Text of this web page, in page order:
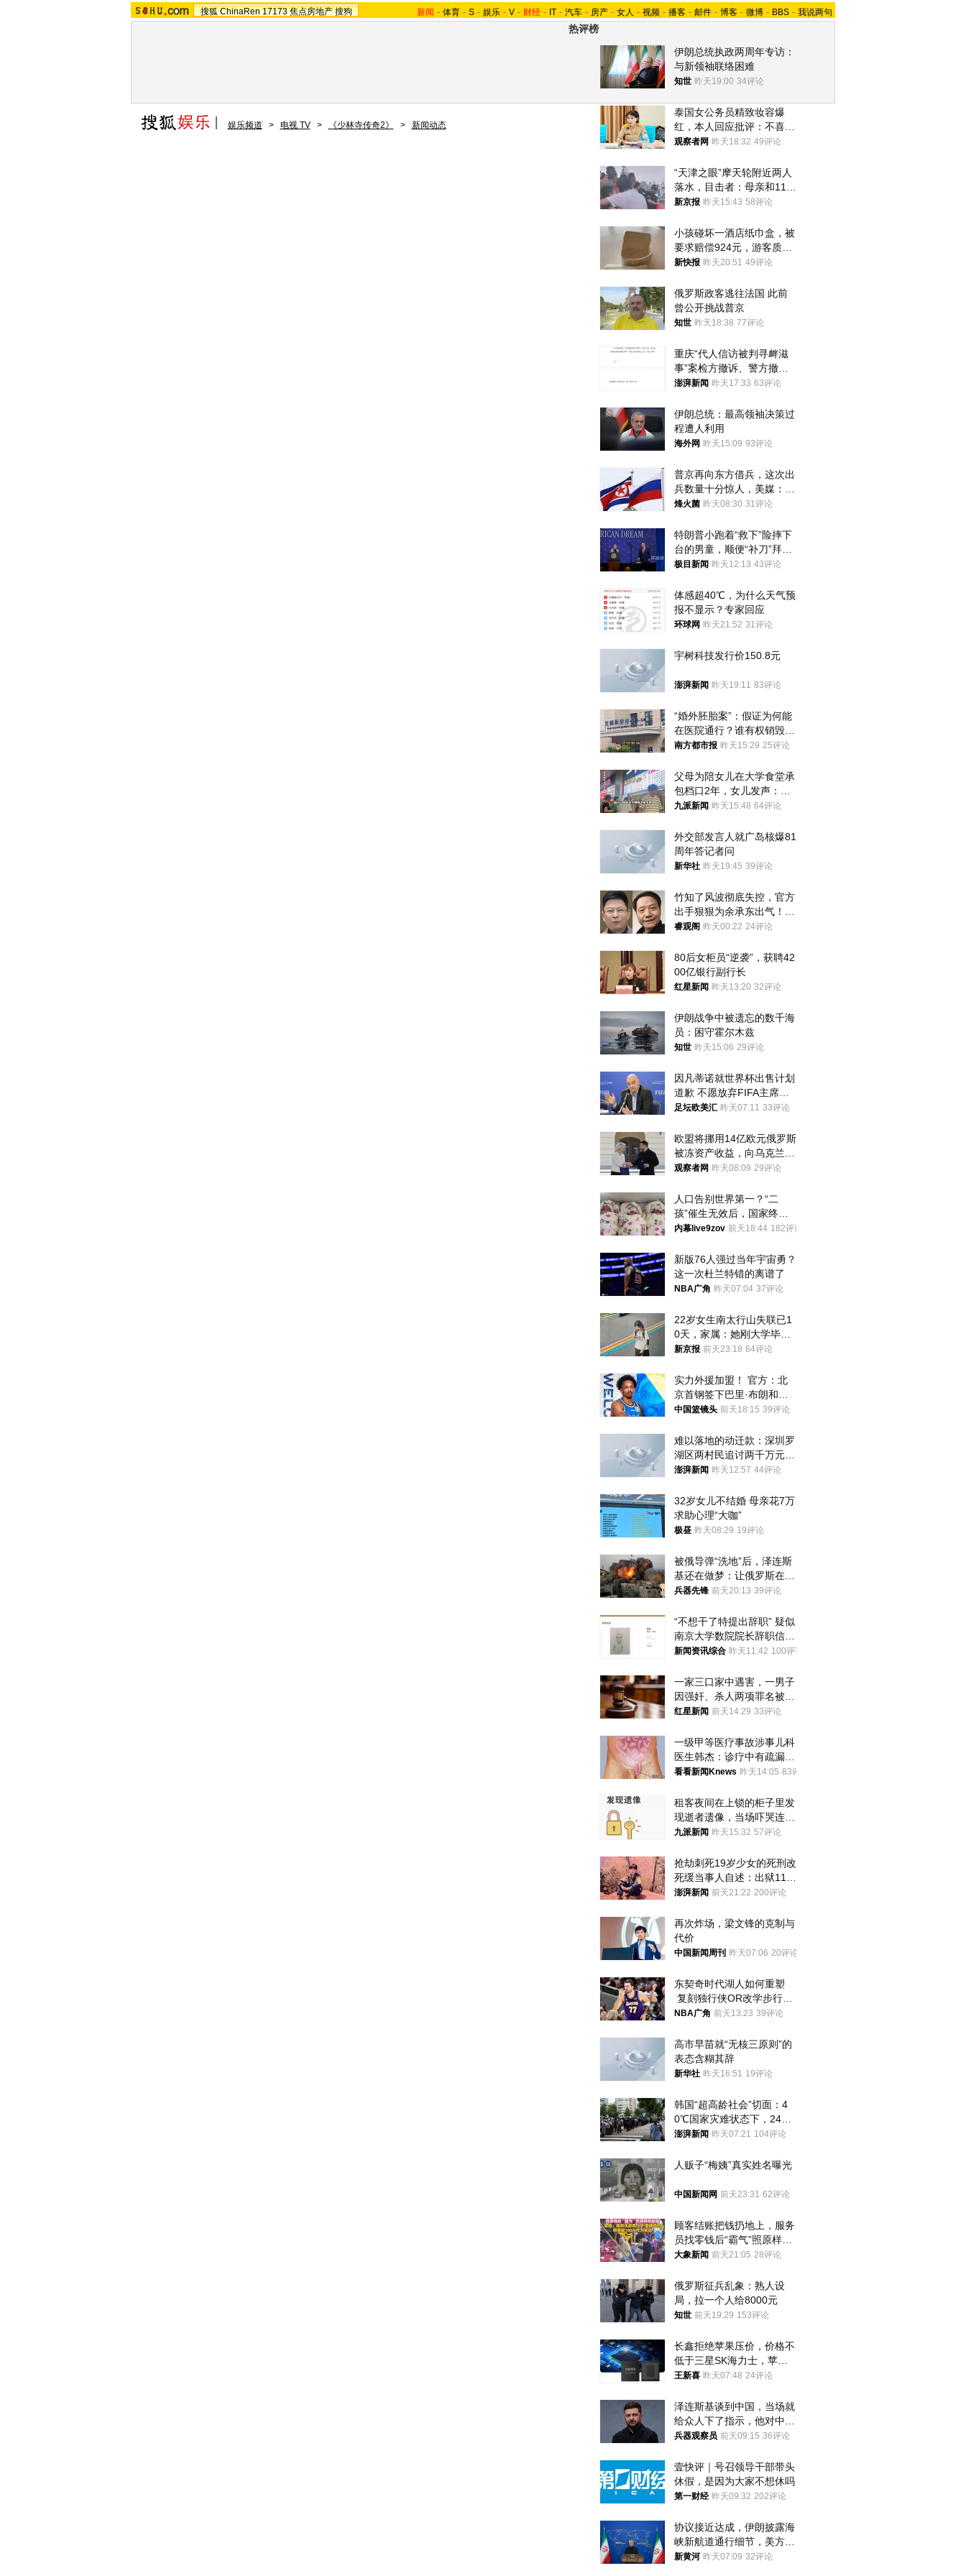
搜狐 ChinaRen 17173 焦点房地产 搜狗 新闻 - 体育 - S - 娱乐 - V - 财经 - IT - 汽车 - 房产 - 女人 - 视频 - 播客 - 邮件 - 博客 - 微博 - BBS - 我说两句
热评榜
伊朗总统执政两周年专访：
与新领袖联络困难
知世 昨天19:00 34评论
泰国女公务员精致妆容爆
红，本人回应批评：不喜欢
就别看
观察者网 昨天18:32 49评论
“天津之眼”摩天轮附近两人
落水，目击者：母亲和11岁
儿子先后被打捞上岸
新京报 昨天15:43 58评论
小孩碰坏一酒店纸巾盒，被
要求赔偿924元，游客质疑
酒店房客物品超高标价，市
新快报 昨天20:51 49评论
俄罗斯政客逃往法国 此前
曾公开挑战普京
知世 昨天18:38 77评论
重庆“代人信访被判寻衅滋
事”案检方撤诉、警方撤
案，两被告人获国赔
澎湃新闻 昨天17:33 63评论
伊朗总统：最高领袖决策过
程遭人利用
海外网 昨天15:09 93评论
普京再向东方借兵，这次出
兵数量十分惊人，美媒：俄
朝要动真格？
烽火菌 昨天08:30 31评论
特朗普小跑着“救下”险摔下
台的男童，顺便“补刀”拜
登：“我可不想他像拜登一
极目新闻 昨天12:13 43评论
体感超40℃，为什么天气预
报不显示？专家回应
环球网 昨天21:52 31评论
宇树科技发行价150.8元
澎湃新闻 昨天19:11 83评论
“婚外胚胎案”：假证为何能
在医院通行？谁有权销毁胚
胎？
南方都市报 昨天15:29 25评论
父母为陪女儿在大学食堂承
包档口2年，女儿发声：初
衷是为了陪伴，毕业后将不
九派新闻 昨天15:48 64评论
外交部发言人就广岛核爆81
周年答记者问
新华社 昨天19:45 39评论
竹知了风波彻底失控，官方
出手狠狠为余承东出气！雷
军果然没说错
睿观阁 昨天00:22 24评论
80后女柜员“逆袭”，获聘42
00亿银行副行长
红星新闻 昨天13:20 32评论
伊朗战争中被遗忘的数千海
员：困守霍尔木兹
知世 昨天15:06 29评论
因凡蒂诺就世界杯出售计划
道歉 不愿放弃FIFA主席职
位
足坛欧美汇 昨天07:11 33评论
欧盟将挪用14亿欧元俄罗斯
被冻资产收益，向乌克兰提
供援助
观察者网 昨天08:09 29评论
人口告别世界第一？“二
孩”催生无效后，国家终于
向住房出手了！
内幕live9zov 前天18:44 182评论
新版76人强过当年宇宙勇？
这一次杜兰特错的离谱了
NBA广角 昨天07:04 37评论
22岁女生南太行山失联已1
0天，家属：她刚大学毕业
想到山里旅行
新京报 前天23:18 64评论
实力外援加盟！ 官方：北
京首钢签下巴里·布朗和桑
普森
中国篮镜头 前天18:15 39评论
难以落地的动迁款：深圳罗
湖区两村民追讨两千万元动
迁款八年未果
澎湃新闻 昨天12:57 44评论
32岁女儿不结婚 母亲花7万
求助心理“大咖”
极昼 昨天08:29 19评论
被俄导弹“洗地”后，泽连斯
基还在做梦：让俄罗斯在冬
季前求和？
兵器先锋 前天20:13 39评论
“不想干了特提出辞职” 疑似
南京大学数院院长辞职信流
传 院方回应
新闻资讯综合 昨天11:42 100评论
一家三口家中遇害，一男子
因强奸、杀人两项罪名被判
死缓 最高检介入后改判无
红星新闻 前天14:29 33评论
一级甲等医疗事故涉事儿科
医生韩杰：诊疗中有疏漏，
我认错，但不能认罪
看看新闻Knews 昨天14:05 83评论
租客夜间在上锁的柜子里发
现逝者遗像，当场吓哭连夜
搬离，房东退还押金
九派新闻 昨天15:32 57评论
抢劫刺死19岁少女的死刑改
死缓当事人自述：出狱11年
间始终刻意躲避被害人家属
澎湃新闻 前天21:22 200评论
再次炸场，梁文锋的克制与
代价
中国新闻周刊 昨天07:06 20评论
东契奇时代湖人如何重塑
复刻独行侠OR改学步行
者？
NBA广角 前天13:23 39评论
高市早苗就“无核三原则”的
表态含糊其辞
新华社 昨天16:51 19评论
韩国“超高龄社会”切面：4
0℃国家灾难状态下，2400
名首尔老人还在巷子里收废
澎湃新闻 昨天07:21 104评论
人贩子“梅姨”真实姓名曝光
中国新闻网 前天23:31 62评论
顾客结账把钱扔地上，服务
员找零钱后“霸气”照原样扔
回去
大象新闻 前天21:05 28评论
俄罗斯征兵乱象：熟人设
局，拉一个人给8000元
知世 前天19:29 153评论
长鑫拒绝苹果压价，价格不
低于三星SK海力士，苹果
失去了议价权
王新喜 昨天07:48 24评论
泽连斯基谈到中国，当场就
给众人下了指示，他对中国
和中乌关系，显然又有了新
兵器观察员 前天09:15 36评论
壹快评｜号召领导干部带头
休假，是因为大家不想休吗
第一财经 昨天09:32 202评论
协议接近达成，伊朗披露海
峡新航道通行细节，美方再
提“倒计时”
新黄河 昨天07:09 32评论
娱乐频道 > 电视 TV > 《少林寺传奇2》 > 新闻动态